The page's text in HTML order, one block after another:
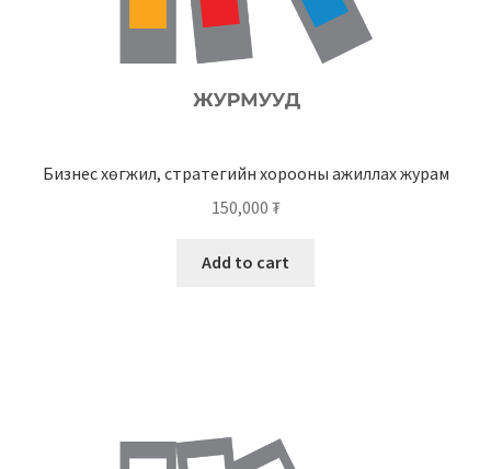
Бизнес хөгжил, стратегийн хорооны ажиллах журам
150,000 ₮
Add to cart